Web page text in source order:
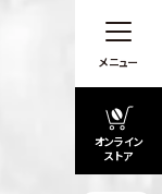
メニュー
オンライン
ストア